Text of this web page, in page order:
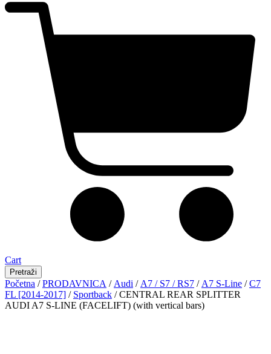
Cart
Pretraži
Početna /PRODAVNICA / Audi / A7 / S7 / RS7 / A7 S-Line /C7
FL [2014-2017] / Sportback / CENTRAL REAR SPLITTER
AUDI A7 S-LINE (FACELIFT) (with vertical bars)